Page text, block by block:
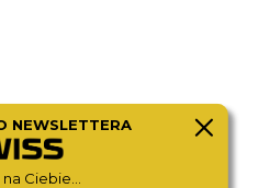
NEWSLETTERA
Ciebie...